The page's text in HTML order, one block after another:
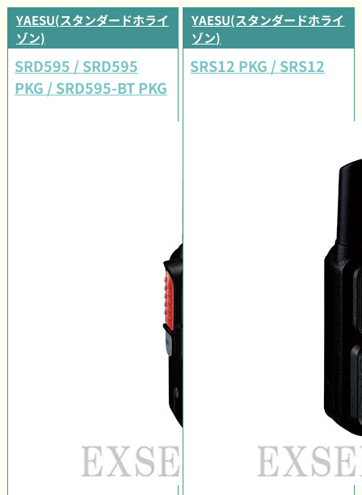
YAESU(スタンダードホライ
ゾン)
SRD595 / SRD595
PKG / SRD595-BT PKG
YAESU(スタンダードホライ
ゾン)
SRS12 PKG / SRS12